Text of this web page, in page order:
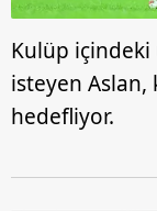
Kulüp
isteyen Aslan,
hedefliyor.